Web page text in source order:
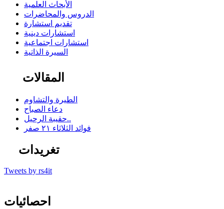
الأبحاث العلمية
الدروس والمحاضرات
تقديم استشارة
استشارات دينية
استشارات اجتماعية
السيرة الذاتية
المقالات
الطيرة والتشاوم
دعاء الصباح
حقيبة الرحيل..
فوائد الثلاثاء ٢١ صفر
تغريدات
Tweets by rs4it
احصائيات